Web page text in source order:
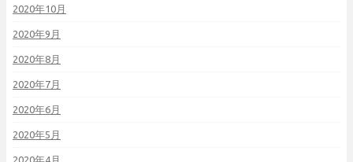
2020年10月
2020年9月
2020年8月
2020年7月
2020年6月
2020年5月
2020年4月